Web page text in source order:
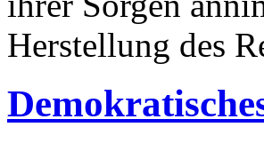
Herstellung des